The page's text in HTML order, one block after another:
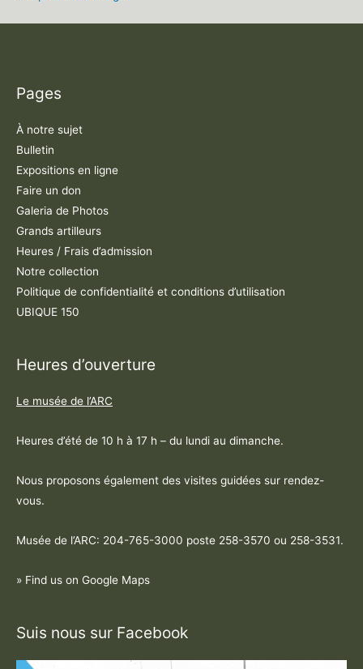
Pages
À notre sujet
Bulletin
Expositions en ligne
Faire un don
Galeria de Photos
Grands artilleurs
Heures / Frais d’admission
Notre collection
Politique de confidentialité et conditions d’utilisation
UBIQUE 150
Heures d’ouverture
Le musée de l’ARC
Heures d’été de 10 h à 17 h – du lundi au dimanche.
Nous proposons également des visites guidées sur rendez-
vous.
Musée de l’ARC: 204-765-3000 poste 258-3570 ou 258-3531.
» Find us on Google Maps
Suis nous sur Facebook